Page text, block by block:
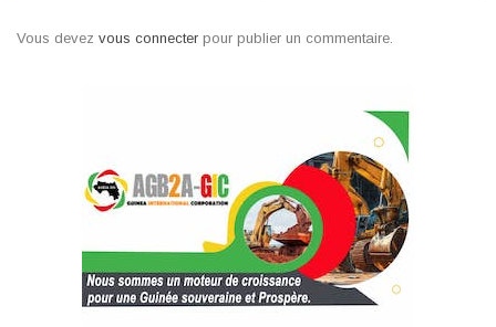
Vous devez vous connecter pour publier un commentaire.